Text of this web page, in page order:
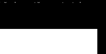
elegantă a portretelor